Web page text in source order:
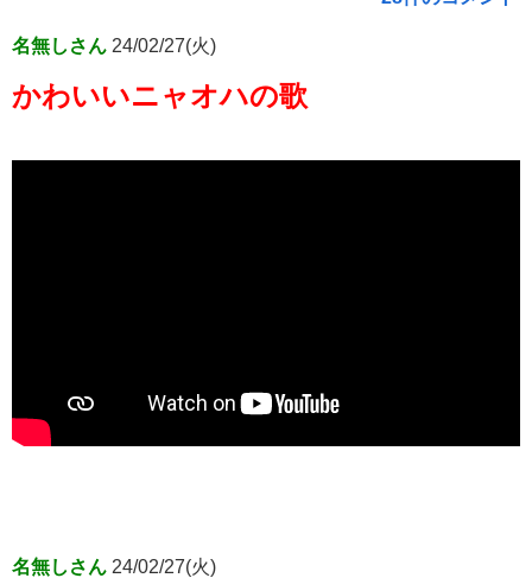
名無しさん 24/02/27(火)
かわいいニャオハの歌
名無しさん 24/02/27(火)